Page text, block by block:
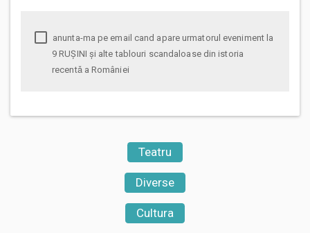
9 RUȘINI şi alte tablouri scandaloase din istoria
recentǎ a României
Teatru
Diverse
Cultura